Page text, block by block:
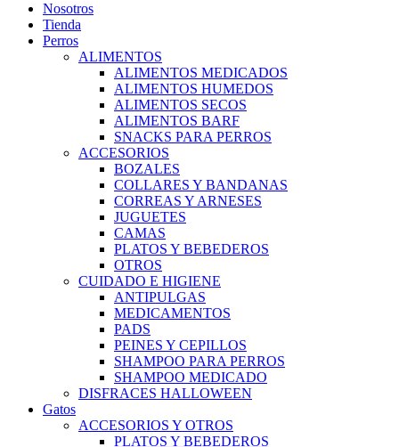
Nosotros
Tienda
Perros
ALIMENTOS
ALIMENTOS MEDICADOS
ALIMENTOS HUMEDOS
ALIMENTOS SECOS
ALIMENTOS BARF
SNACKS PARA PERROS
ACCESORIOS
BOZALES
COLLARES Y BANDANAS
CORREAS Y ARNESES
JUGUETES
CAMAS
PLATOS Y BEBEDEROS
OTROS
CUIDADO E HIGIENE
ANTIPULGAS
MEDICAMENTOS
PADS
PEINES Y CEPILLOS
SHAMPOO PARA PERROS
SHAMPOO MEDICADO
DISFRACES HALLOWEEN
Gatos
ACCESORIOS Y OTROS
PLATOS Y BEBEDEROS